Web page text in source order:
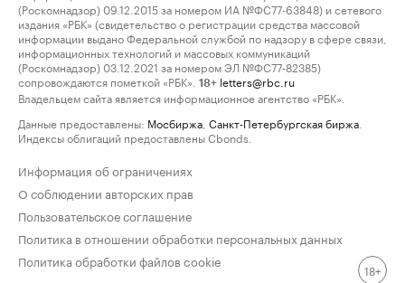
(Роскомнадзор) 09.12.2015 за номером ИА №ФС77-63848) и сетевого
издания «РБК» (свидетельство о регистрации средства массовой
информации выдано Федеральной службой по надзору в сфере связи,
информационных технологий и массовых коммуникаций
(Роскомнадзор) 03.12.2021 за номером ЭЛ №ФС77-82385)
сопровождаются пометкой «РБК».
18+ letters@rbc.ru
Владельцем сайта является информационное агентство «РБК».
Данные предоставлены: Мосбиржа Санкт-Петербургская биржа
Индексы облигаций предоставлены Cbonds.
Информация об ограничениях
О соблюдении авторских прав
Пользовательское соглашение
Политика в отношении обработки персональных данных
Политика обработки файлов cookie
18+